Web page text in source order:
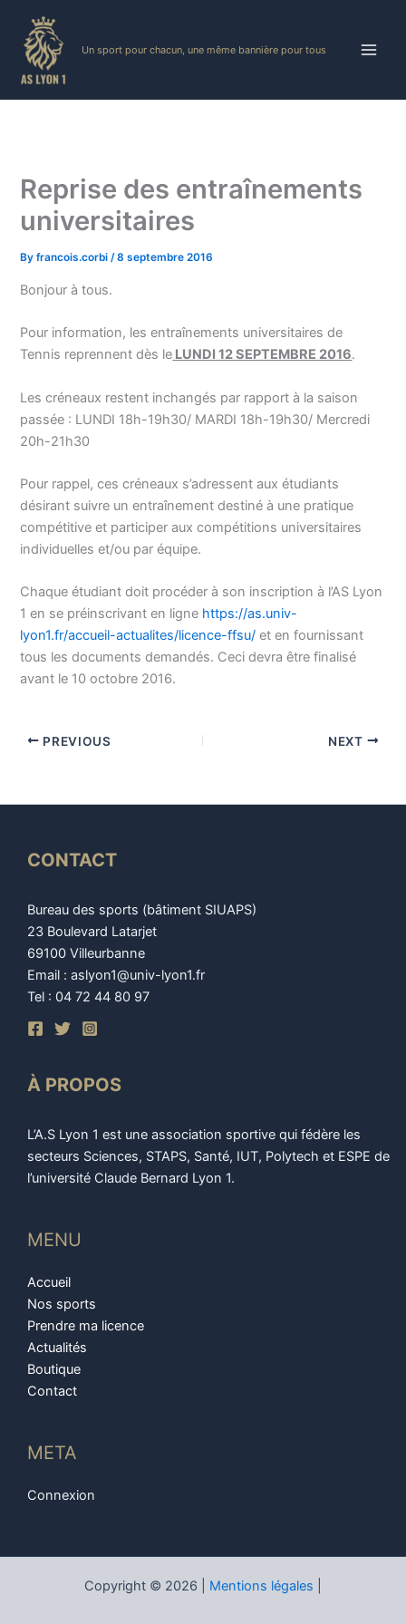
content
Un sport pour chacun, une même bannière pour tous
Reprise des entraînements
universitaires
Byfrancois.corbi/8 septembre 2016
Bonjour à tous.
Pour information, les entraînements universitaires de
Tennis reprennent dès le LUNDI 12 SEPTEMBRE 2016.
Les créneaux restent inchangés par rapport à la saison
passée : LUNDI 18h-19h30/ MARDI 18h-19h30/ Mercredi
20h-21h30
Pour rappel, ces créneaux s’adressent aux étudiants
désirant suivre un entraînement destiné à une pratique
compétitive et participer aux compétitions universitaires
individuelles et/ou par équipe.
Chaque étudiant doit procéder à son inscription à l’AS Lyon
1 en se préinscrivant en ligne https://as.univ-
lyon1.fr/accueil-actualites/licence-ffsu/ et en fournissant
tous les documents demandés. Ceci devra être finalisé
avant le 10 octobre 2016.
PREVIOUS NEXT
CONTACT
Bureau des sports (bâtiment SIUAPS)
23 Boulevard Latarjet
69100 Villeurbanne
Email : aslyon1@univ-lyon1.fr
Tel : 04 72 44 80 97
À PROPOS
L’A.S Lyon 1 est une association sportive qui fédère les
secteurs Sciences, STAPS, Santé, IUT, Polytech et ESPE de
l’université Claude Bernard Lyon 1.
MENU
Accueil
Nos sports
Prendre ma licence
Actualités
Boutique
Contact
META
Connexion
Copyright © 2026 | Mentions légales